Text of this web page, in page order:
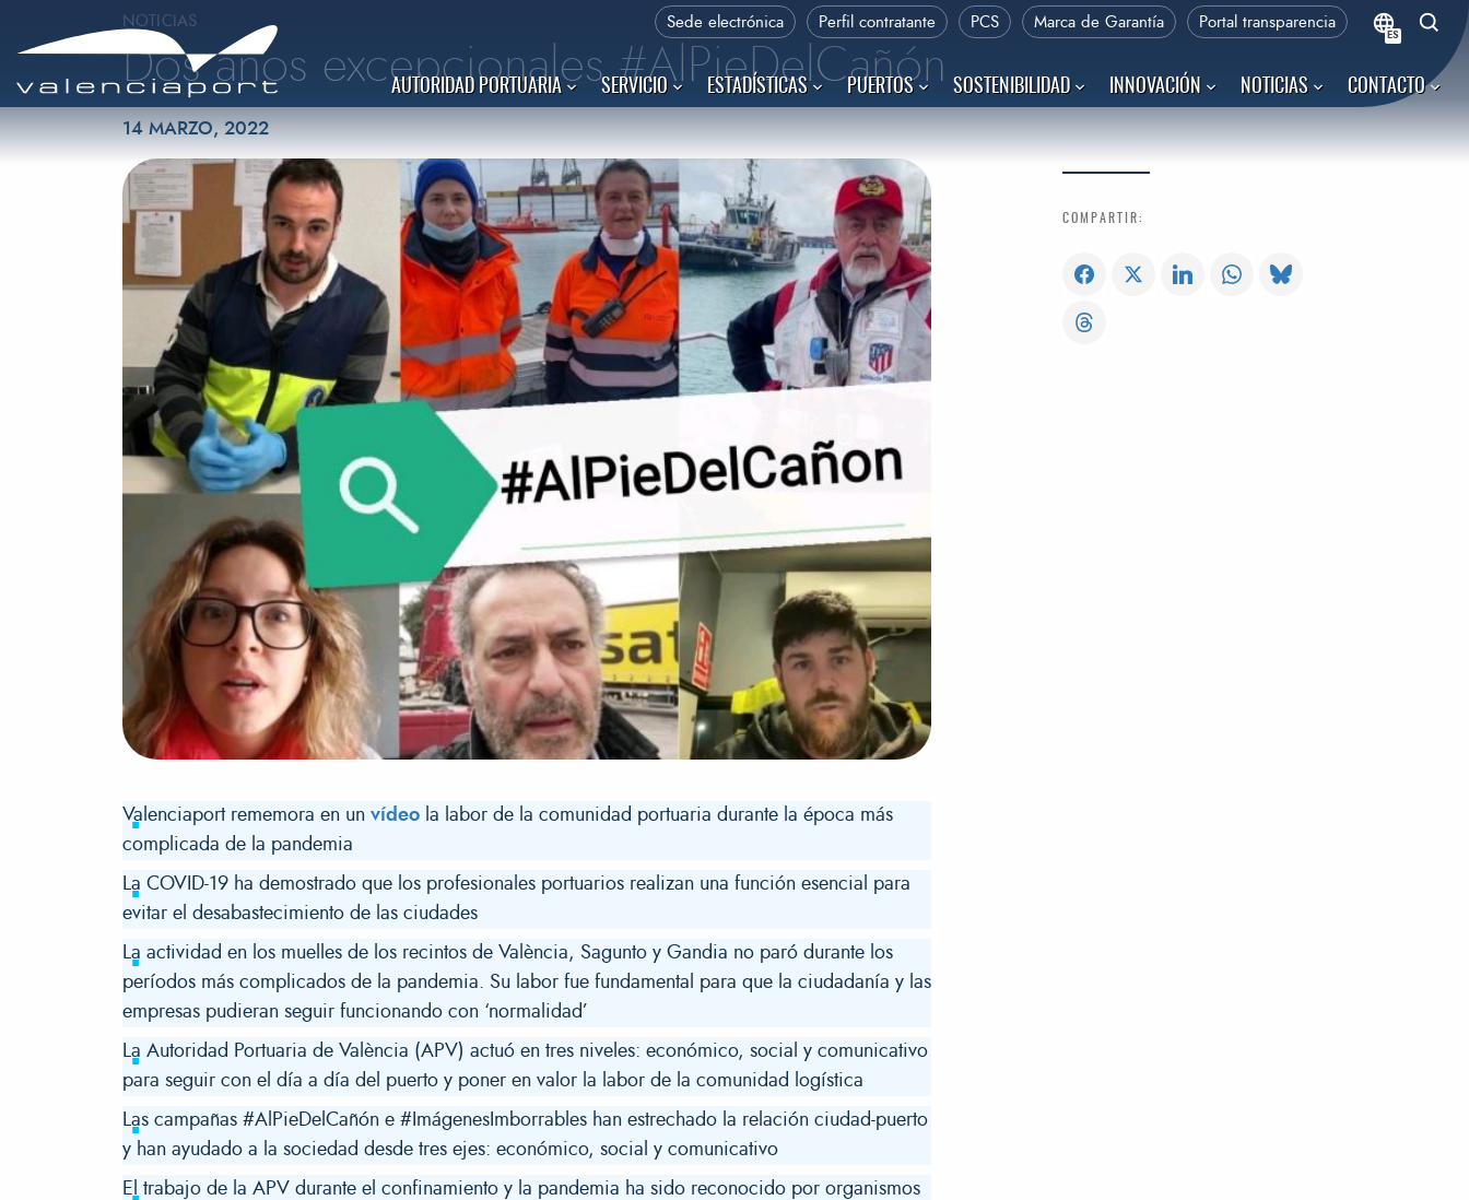
Sede electrónica Perfil contratante PCS Marca de Garantía Portal transparencia
ES
AUTORIDAD PORTUARIA SERVICIO ESTADÍSTICAS PUERTOS SOSTENIBILIDAD INNOVACIÓN NOTICIAS CONTACTO
NOTICIAS
Dos años excepcionales #AlPieDelCañón
Publicado el
14 MARZO, 2022
Valenciaport rememora en un vídeo la labor de la comunidad portuaria durante la época más
complicada de la pandemia
La COVID-19 ha demostrado que los profesionales portuarios realizan una función esencial para
evitar el desabastecimiento de las ciudades
La actividad en los muelles de los recintos de València, Sagunto y Gandia no paró durante los
períodos más complicados de la pandemia. Su labor fue fundamental para que la ciudadanía y las
empresas pudieran seguir funcionando con ‘normalidad’
La Autoridad Portuaria de València (APV) actuó en tres niveles: económico, social y comunicativo
para seguir con el día a día del puerto y poner en valor la labor de la comunidad logística
Las campañas #AlPieDelCañón e #ImágenesImborrables han estrechado la relación ciudad-puerto
y han ayudado a la sociedad desde tres ejes: económico, social y comunicativo
El trabajo de la APV durante el confinamiento y la pandemia ha sido reconocido por organismos
COMPARTIR: